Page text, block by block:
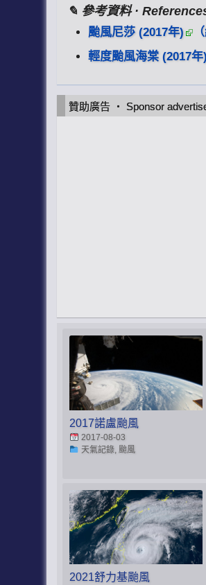
✎ 參考資料 ·
颱風尼莎 (2017年)
輕度颱風海棠 (2017年)
贊助廣告 ‧ Sponsor
2017諾盧颱風
2017-08-03
天氣記錄, 颱風
2021舒力基颱風